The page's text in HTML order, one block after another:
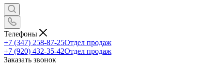
Телефоны
+7 (347) 258-87-25Отдел продаж
+7 (920) 432-35-42Отдел продаж
Заказать звонок